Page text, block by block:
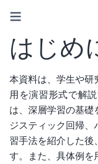
はじめ
本資料は、学生や研
用を演習形式で解
は、深層学習の基礎
ジスティック回帰
習手法を紹介した後
す。また、具体例を